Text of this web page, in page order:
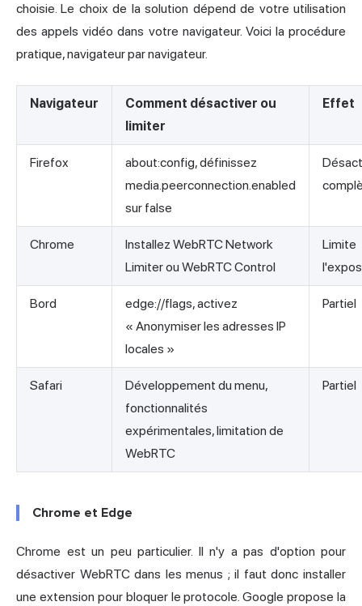
choisie. Le choix de la solution dépend de votre utilisation
des appels vidéo dans votre navigateur. Voici la procédure
pratique, navigateur par navigateur.
Navigateur
Comment désactiver ou
limiter
Effet
Firefox
about:config, définissez
media.peerconnection.enabled
sur false
Chrome
Installez WebRTC Network
Limiter ou WebRTC Control
Limite
Bord
edge://flags, activez
« Anonymiser les adresses IP
locales »
Partiel
Safari
Développement du menu,
fonctionnalités
expérimentales, limitation de
WebRTC
Partiel
Chrome et Edge
Chrome est un peu particulier. Il n'y a pas d'option pour
désactiver WebRTC dans les menus ; il faut donc installer
une extension pour bloquer le protocole. Google propose la